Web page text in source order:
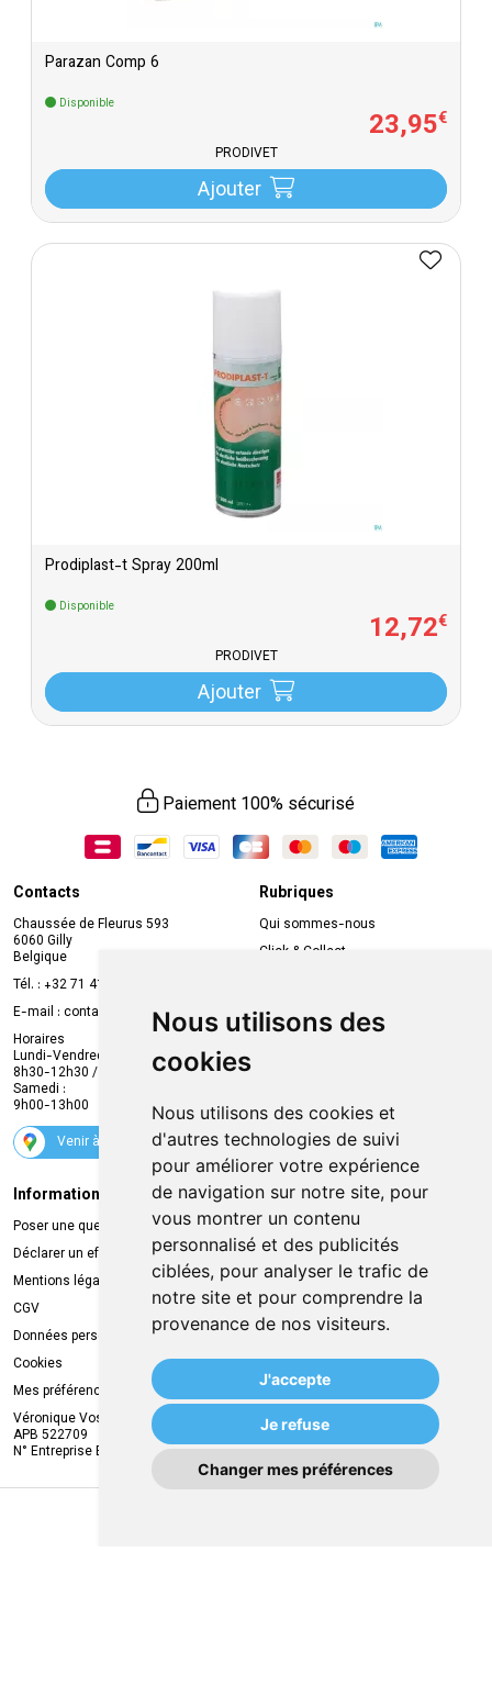
Nous utilisons des
cookies
Nous utilisons des cookies et
d'autres technologies de suivi
pour améliorer votre expérience
de navigation sur notre site, pour
vous montrer un contenu
personnalisé et des publicités
ciblées, pour analyser le trafic de
notre site et pour comprendre la
provenance de nos visiteurs.
J'accepte
Je refuse
Changer mes préférences
Parazan Comp 6
Disponible
23,95€
PRODIVET
Ajouter
Prodiplast-t Spray 200ml
Disponible
12,72€
PRODIVET
Ajouter
Paiement 100% sécurisé
Contacts
Chaussée de Fleurus 593
6060 Gilly
Belgique
Tél. : +32 71 41 32 10
E-mail : contact
mvapharma.be
Horaires
Lundi-Vendredi :
8h30-12h30 / 13h30-18h30
Samedi :
9h00-13h00
Venir à la pharmacie
Rubriques
Qui sommes-nous
Click & Collect
Compte professionnel
Envoi d’ordonnance
Suivez-nous
Informations légales
Poser une question
Déclarer un effet indésirable
Mentions légales
CGV
Données personnelles
Cookies
Mes préférences Cookies
Véronique Vos
APB 522709
N° Entreprise BE0749.944.612
Livraison
Retrait à la pharmacie
Livraison chez vous
Livraison dans un Point Relais